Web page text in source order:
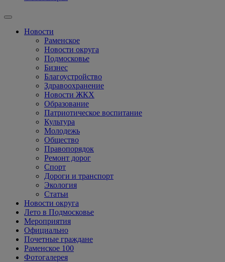
Новости
Раменское
Новости округа
Подмосковье
Бизнес
Благоустройство
Здравоохранение
Новости ЖКХ
Образование
Патриотическое воспитание
Культура
Молодежь
Общество
Правопорядок
Ремонт дорог
Спорт
Дороги и транспорт
Экология
Статьи
Новости округа
Лето в Подмосковье
Мероприятия
Официально
Почетные граждане
Раменское 100
Фотогалерея